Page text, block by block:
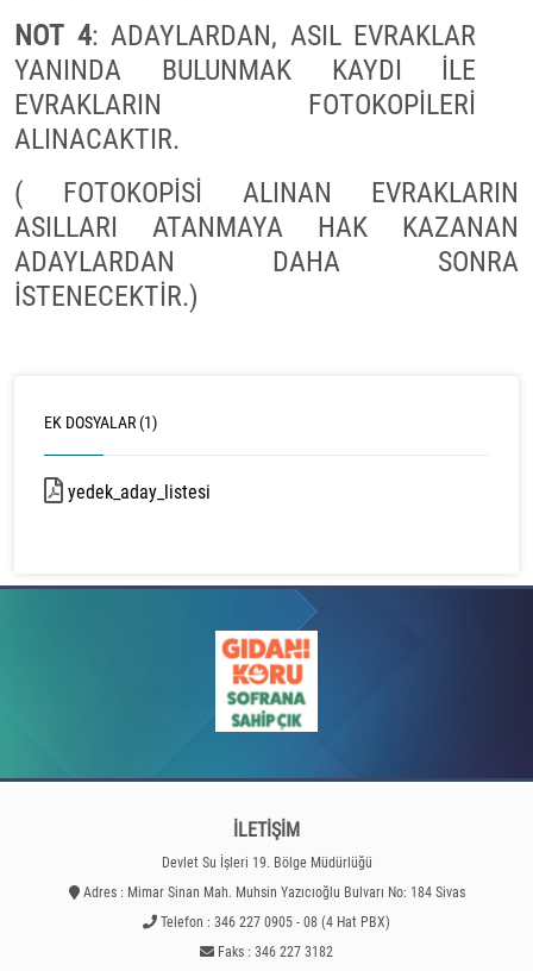
NOT 4: ADAYLARDAN, ASIL EVRAKLAR
YANINDA BULUNMAK KAYDI İLE
EVRAKLARIN FOTOKOPİLERİ
ALINACAKTIR.
( FOTOKOPİSİ ALINAN EVRAKLARIN
ASILLARI ATANMAYA HAK KAZANAN
ADAYLARDAN DAHA SONRA
İSTENECEKTİR.)
EK DOSYALAR (1)
yedek_aday_listesi
İLETİŞİM
Devlet Su İşleri 19. Bölge Müdürlüğü
Adres : Mimar Sinan Mah. Muhsin Yazıcıoğlu Bulvarı No: 184 Sivas
Telefon : 346 227 0905 - 08 (4 Hat PBX)
Faks : 346 227 3182